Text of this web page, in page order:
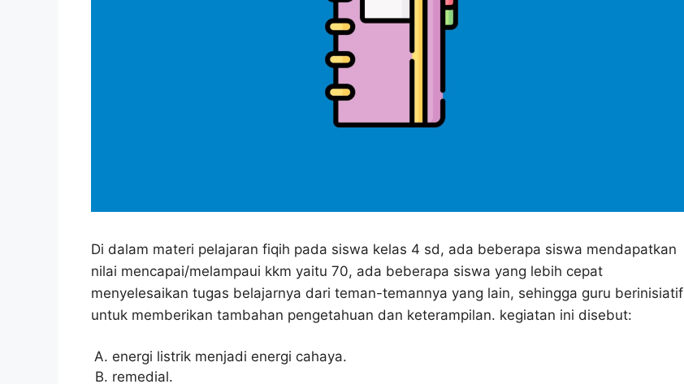
Di dalam materi pelajaran fiqih pada siswa kelas 4 sd, ada beberapa siswa mendapatkan
nilai mencapai/melampaui kkm yaitu 70, ada beberapa siswa yang lebih cepat
menyelesaikan tugas belajarnya dari teman-temannya yang lain, sehingga guru berinisiatif
untuk memberikan tambahan pengetahuan dan keterampilan. kegiatan ini disebut:
energi listrik menjadi energi cahaya.
remedial.